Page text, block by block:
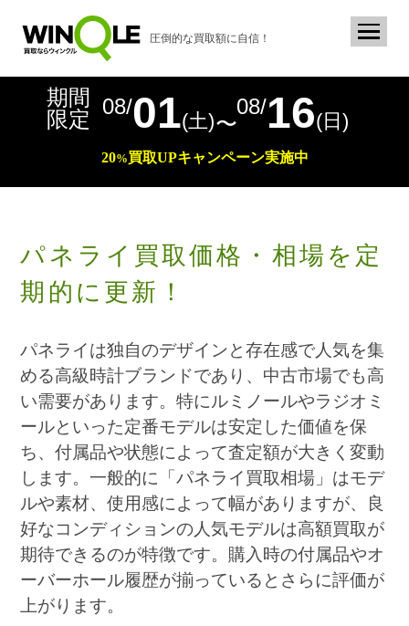
圧倒的な買取額に自信！
期間
限定
08/01(土)〜
08/16(日)
20%買取UPキャンペーン実施中
パネライ買取価格・相場を定
期的に更新！
パネライは独自のデザインと存在感で人気を集
める高級時計ブランドであり、中古市場でも高
い需要があります。特にルミノールやラジオミ
ールといった定番モデルは安定した価値を保
ち、付属品や状態によって査定額が大きく変動
します。一般的に「パネライ買取相場」はモデ
ルや素材、使用感によって幅がありますが、良
好なコンディションの人気モデルは高額買取が
期待できるのが特徴です。購入時の付属品やオ
ーバーホール履歴が揃っているとさらに評価が
上がります。